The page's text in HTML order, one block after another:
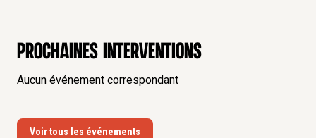
Prochaines interventions
Aucun événement correspondant
Voir tous les événements